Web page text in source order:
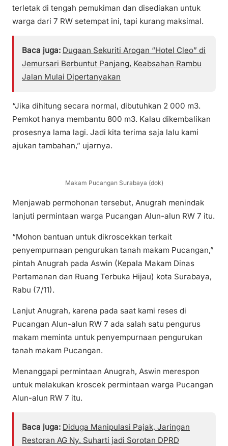
terletak di tengah pemukiman dan disediakan untuk
warga dari 7 RW setempat ini, tapi kurang maksimal.
Baca juga: Dugaan Sekuriti Arogan “Hotel Cleo” di
Jemursari Berbuntut Panjang, Keabsahan Rambu
Jalan Mulai Dipertanyakan
“Jika dihitung secara normal, dibutuhkan 2 000 m3.
Pemkot hanya membantu 800 m3. Kalau dikembalikan
prosesnya lama lagi. Jadi kita terima saja lalu kami
ajukan tambahan,” ujarnya.
Makam Pucangan Surabaya (dok)
Menjawab permohonan tersebut, Anugrah menindak
lanjuti permintaan warga Pucangan Alun-alun RW 7 itu.
“Mohon bantuan untuk dikroscekkan terkait
penyempurnaan pengurukan tanah makam Pucangan,”
pintah Anugrah pada Aswin (Kepala Makam Dinas
Pertamanan dan Ruang Terbuka Hijau) kota Surabaya,
Rabu (7/11).
Lanjut Anugrah, karena pada saat kami reses di
Pucangan Alun-alun RW 7 ada salah satu pengurus
makam meminta untuk penyempurnaan pengurukan
tanah makam Pucangan.
Menanggapi permintaan Anugrah, Aswin merespon
untuk melakukan kroscek permintaan warga Pucangan
Alun-alun RW 7 itu.
Baca juga: Diduga Manipulasi Pajak, Jaringan
Restoran AG Ny. Suharti jadi Sorotan DPRD